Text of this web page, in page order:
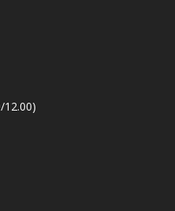
12.00)